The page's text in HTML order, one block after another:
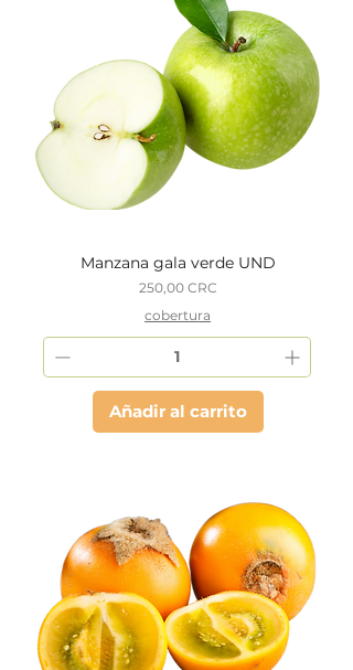
Manzana gala verde UND
Precio
250,00 CRC
cobertura
Añadir al carrito